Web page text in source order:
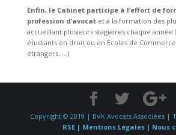
Enfin, le Cabinet participe à l’effort de
profession d’avocatet à la formation des
accueillant plusieurs stagiaires chaque année
étudiants en droit ou en Ecoles de
étrangers, …)
Copyright © 2019 | BVK Avocats Associées |
RSE | Mentions Légales | Nous